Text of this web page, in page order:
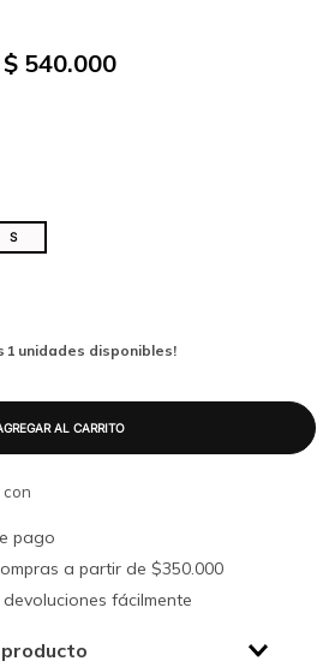
$ 540.000
S
1 unidades disponibles!
con
pago
a partir de $350.000
fácilmente